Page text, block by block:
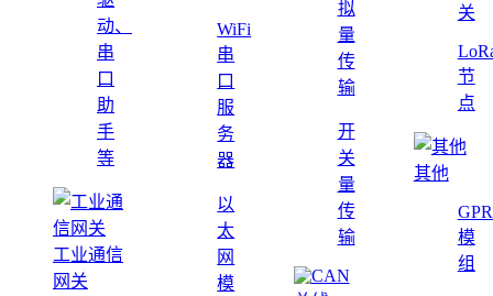
动、
串
口
助
手
等
工业通信
网关
WiFi
串
口
服
务
器
以
太
网
模
拟
量
传
输
开
关
量
传
输
关
节
点
其他
模
组